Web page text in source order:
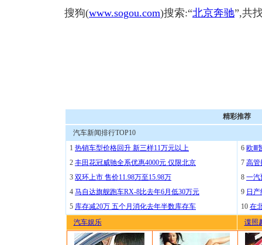
搜狗(www.sogou.com)搜索:“北京奔驰”,共
精彩推荐
汽车新闻排行TOP10
1 热销车型价格回升 新三样11万元以上
2 丰田花冠威驰全系优惠4000元 仅限北京
3 双环上市 售价11.98万至15.98万
4 马自达旗舰跑车RX-8比去年6月低30万元
5 库存减20万 五个月消化去年半数库存车
6 欧Ⅲ
7 高管
8 一汽
9 日
10 在
汽车娱乐
谍照